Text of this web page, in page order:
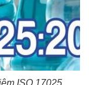
ISO 17025